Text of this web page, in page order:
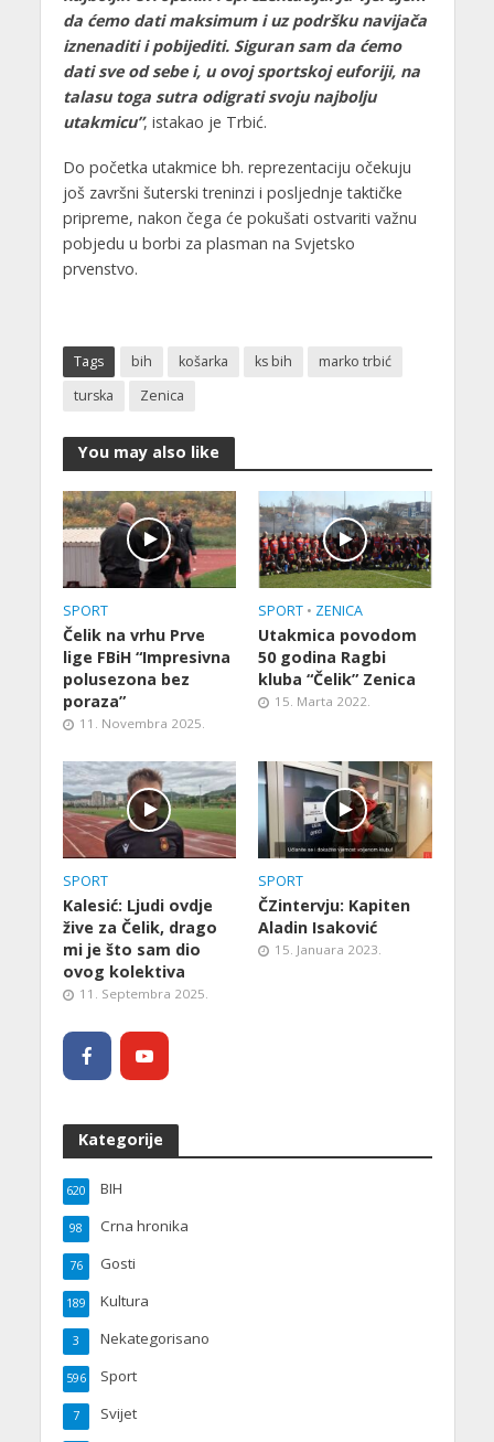
da ćemo dati maksimum i uz podršku navijača
iznenaditi i pobijediti. Siguran sam da ćemo
dati sve od sebe i, u ovoj sportskoj euforiji, na
talasu toga sutra odigrati svoju najbolju
utakmicu”, istakao je Trbić.
Do početka utakmice bh. reprezentaciju očekuju
još završni šuterski treninzi i posljednje taktičke
pripreme, nakon čega će pokušati ostvariti važnu
pobjedu u borbi za plasman na Svjetsko
prvenstvo.
Tags bih košarka ks bih
marko trbić
turska
Zenica
You may also like
SPORT
Čelik na vrhu Prve
lige FBiH “Impresivna
polusezona bez
poraza”
11. Novembra 2025.
SPORT • ZENICA
Utakmica povodom
50 godina Ragbi
kluba “Čelik” Zenica
15. Marta 2022.
SPORT
Kalesić: Ljudi ovdje
žive za Čelik, drago
mi je što sam dio
ovog kolektiva
11. Septembra 2025.
SPORT
ČZintervju: Kapiten
Aladin Isaković
15. Januara 2023.
Kategorije
BIH
620
Crna hronika
98
Gosti
76
Kultura
189
Nekategorisano
3
Sport
596
Svijet
7